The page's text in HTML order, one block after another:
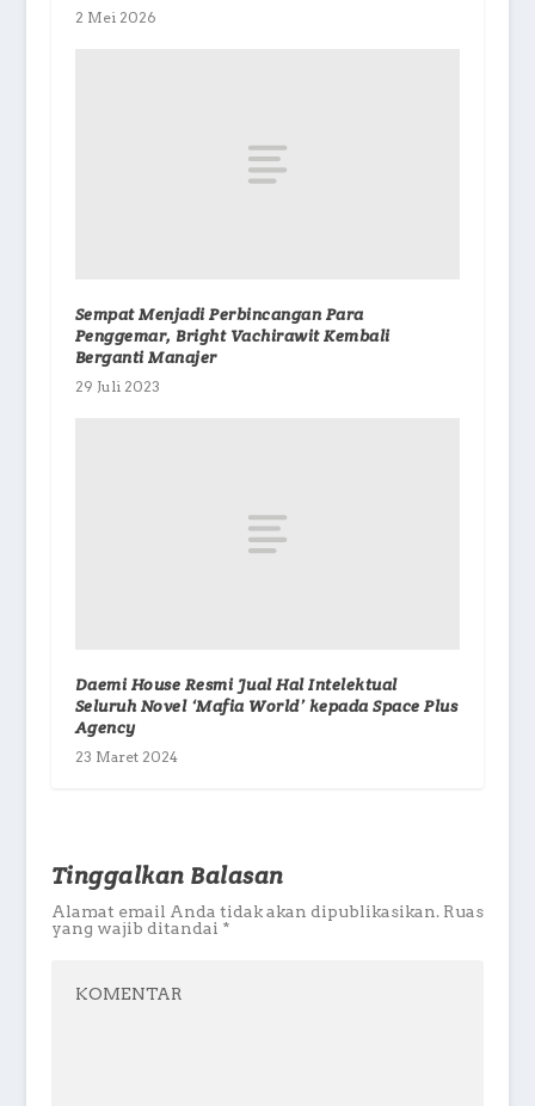
2 Mei 2026
Sempat Menjadi Perbincangan Para
Penggemar, Bright Vachirawit Kembali
Berganti Manajer
29 Juli 2023
Daemi House Resmi Jual Hal Intelektual
Seluruh Novel ‘Mafia World’ kepada Space Plus
Agency
23 Maret 2024
Tinggalkan Balasan
Alamat email Anda tidak akan dipublikasikan. Ruas
yang wajib ditandai *